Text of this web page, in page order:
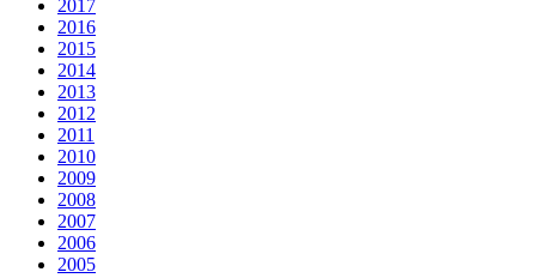
2017
2016
2015
2014
2013
2012
2011
2010
2009
2008
2007
2006
2005